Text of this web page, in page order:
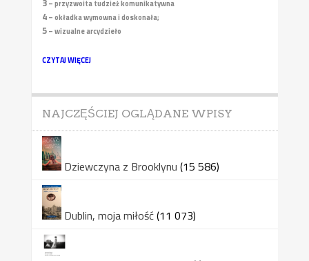
– przyzwoita tudzież komunikatywna
4– okładka wymowna i doskonała;
5– wizualne arcydzieło
CZYTAJ WIĘCEJ
NAJCZĘŚCIEJ OGLĄDANE WPISY
Dziewczyna z Brooklynu (15 586)
Dublin, moja miłość(11 073)